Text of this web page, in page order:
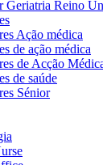
Geriatria Reino
Ação médica
de ação médica
de Acção
de saúde
Sénior